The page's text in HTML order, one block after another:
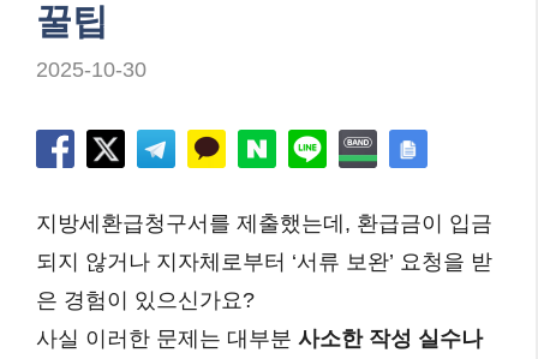
꿀팁
2025-10-30
지방세환급청구서를 제출했는데, 환급금이 입금
되지 않거나 지자체로부터 ‘서류 보완’ 요청을 받
은 경험이 있으신가요?
사실 이러한 문제는 대부분 사소한 작성 실수나